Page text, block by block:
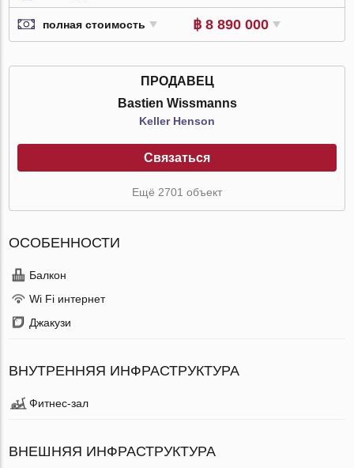
полная стоимость ฿ 8 890 000
ПРОДАВЕЦ
Bastien Wissmanns
Keller Henson
Связаться
Ещё 2701 объект
ОСОБЕННОСТИ
Балкон
Wi Fi интернет
Джакузи
ВНУТРЕННЯЯ ИНФРАСТРУКТУРА
Фитнес-зал
ВНЕШНЯЯ ИНФРАСТРУКТУРА